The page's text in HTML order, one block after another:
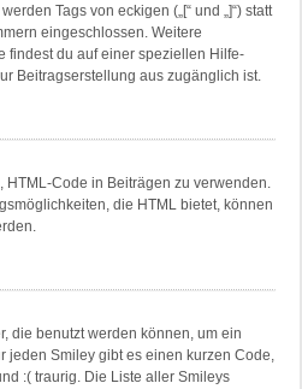
Tags von eckigen („[“ und „]“) statt
eingeschlossen. Weitere
findest du auf einer speziellen Hilfe-
Beitragserstellung aus zugänglich ist.
HTML-Code in Beiträgen zu verwenden.
die HTML bietet, können
die benutzt werden können, um ein
jeden Smiley gibt es einen kurzen Code,
:( traurig. Die Liste aller Smileys